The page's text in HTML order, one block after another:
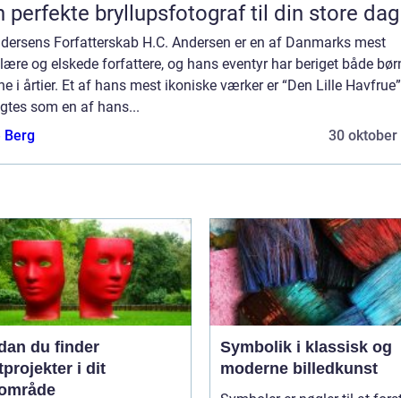
perfekte bryllupsfotograf til din store dag
Forfatterskab H.C. Andersen er en af Danmarks mest
og elskede forfattere, og hans eventyr har beriget både
i årtier. Et af hans mest ikoniske værker er “Den Lille
som en af hans...
Berg
30 oktober
du finder
i dit
Symbolik i klassisk og
moderne billedkunst